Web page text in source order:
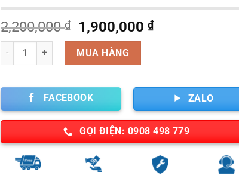
2,200,000₫
Giá
gốc
là:
2,200,000 ₫.
1,900,000₫Giá
1,900,000 ₫.
Số lượng MUA HÀNG
FACEBOOK ZALO
GỌI ĐIỆN: 0908 498 779